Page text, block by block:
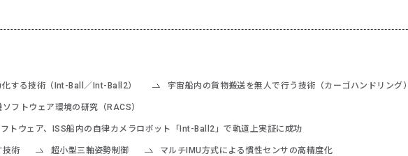
する技術（Int-Ball／Int-Ball2） 宇宙船内の貨物搬送を無人で行う技術（カーゴハンドリング）
フトウェア環境の研究（RACS）
トウェア、ISS船内の自律カメラロボット「Int-Ball2」で軌道上実証に成功
技術 超小型三軸姿勢制御 マルチIMU方式による慣性センサの高精度化